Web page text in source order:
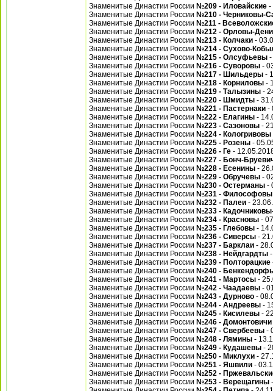
Знаменитые Династии России №209 - Иловайские -
Знаменитые Династии России №210 - Черниковы-
Знаменитые Династии России №211 -
Знаменитые Династии России №212 - Орловы-
Знаменитые Династии России №213 - Колчаки -
Знаменитые Династии России №214 - Сухово-
Знаменитые Династии России №215 - Олсуфьевы -
Знаменитые Династии России №216 - Суворовы -
Знаменитые Династии России №217 - Шильдеры -
Знаменитые Династии России №218 - Корниловы -
Знаменитые Династии России №219 - Талызины -
Знаменитые Династии России №220 - Шмидты -
Знаменитые Династии России №221 - Пастернаки -
Знаменитые Династии России №222 - Елагины -
Знаменитые Династии России №223 - Сазоновы -
Знаменитые Династии России №224 - Кологривовы
Знаменитые Династии России №225 - Розены -
Знаменитые Династии России №226 - Ге -
Знаменитые Династии России №227 - Бонч-
Знаменитые Династии России №228 - Есенины -
Знаменитые Династии России №229 - Обручевы -
Знаменитые Династии России №230 - Остерманы -
Знаменитые Династии России №231 - Философовы
Знаменитые Династии России №232 - Палеи -
Знаменитые Династии России №233 -
Знаменитые Династии России №234 - Красновы -
Знаменитые Династии России №235 - Глебовы -
Знаменитые Династии России №236 - Сиверсы -
Знаменитые Династии России №237 - Барклаи -
Знаменитые Династии России №238 - Нейдгардты
Знаменитые Династии России №239 - Полторацкие
Знаменитые Династии России №240 -
Знаменитые Династии России №241 - Мартосы -
Знаменитые Династии России №242 - Чаадаевы -
Знаменитые Династии России №243 - Дурново -
Знаменитые Династии России №244 - Андреевы -
Знаменитые Династии России №245 - Кисилевы -
Знаменитые Династии России №246 - Домонтовичи
Знаменитые Династии России №247 - Свербеевы -
Знаменитые Династии России №248 - Лямины -
Знаменитые Династии России №249 - Кудашевы -
Знаменитые Династии России №250 - Миклухи -
Знаменитые Династии России №251 - Яшвили -
Знаменитые Династии России №252 -
Знаменитые Династии России №253 - Верещагины